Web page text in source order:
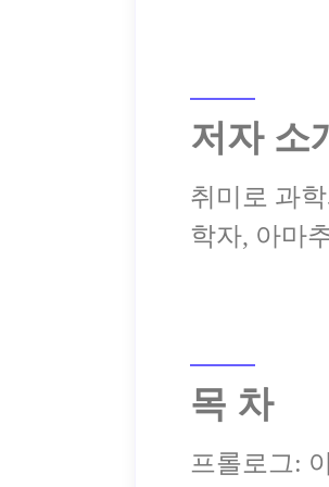
저자 소
취미로 과
목 차
프롤로그: